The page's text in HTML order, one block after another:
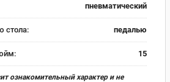
пневматический
стола: педалью
15
ознакомительный характер и не